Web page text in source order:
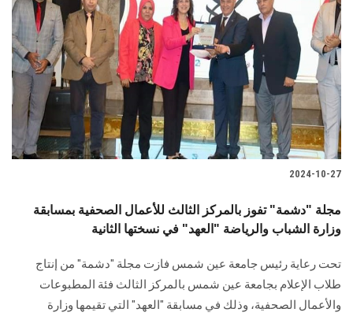
تواصل معنا
الطلاب
هيئة التدريس
الدراسات العليا
الزائـرون
سجل الان
2024-10-27
مجلة "دشمة" تفوز بالمركز الثالث للأعمال الصحفية بمسابقة
وزارة الشباب والرياضة "العهد" في نسختها الثانية
تحت رعاية رئيس جامعة عين شمس فازت مجلة "دشمة" من ‏إنتاج
طلاب الإعلام بجامعة عين شمس بالمركز الثالث فئة المطبوعات
والأعمال الصحفية، ‏وذلك في مسابقة "العهد" التي تقيمها وزارة